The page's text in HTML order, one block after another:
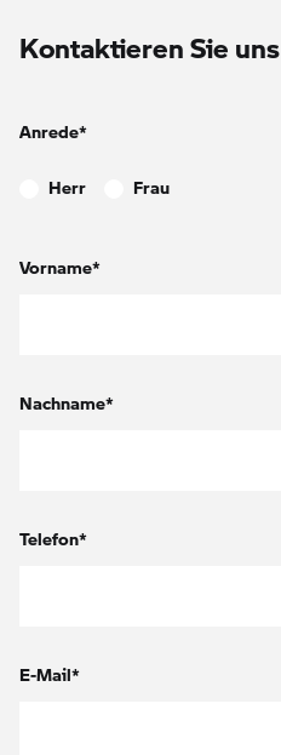
Kontaktieren Sie uns
Anrede*
Herr Frau
Vorname*
Nachname*
Telefon*
E-Mail*